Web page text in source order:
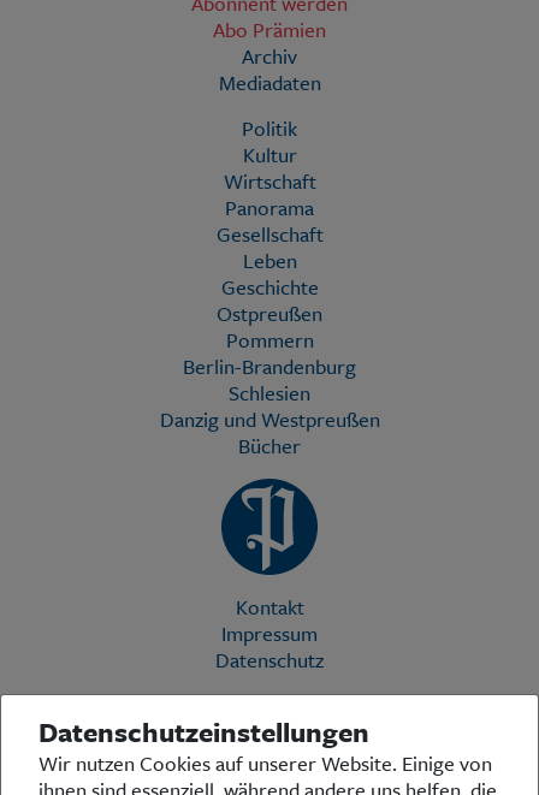
Abo Prämien
Archiv
Mediadaten
Politik
Kultur
Wirtschaft
Panorama
Gesellschaft
Leben
Geschichte
Ostpreußen
Pommern
Berlin-Brandenburg
Schlesien
Danzig und Westpreußen
Bücher
Kontakt
Impressum
Datenschutz
Die Preußische Allgemeine Zeitung (PAZ) ist eine einzigartige Stimme
in der deutschen Medienlandschaft. Woche für Woche berichtet sie
Datenschutzeinstellungen
Wir nutzen Cookies auf unserer Website. Einige von